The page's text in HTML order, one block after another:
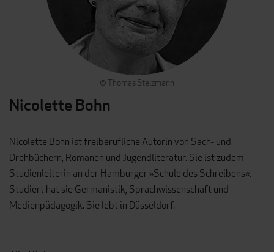
© Thomas Stelzmann
Nicolette Bohn
Nicolette Bohn ist freiberufliche Autorin von Sach- und
Drehbüchern, Romanen und Jugendliteratur. Sie ist zudem
Studienleiterin an der Hamburger »Schule des Schreibens«.
Studiert hat sie Germanistik, Sprachwissenschaft und
Medienpädagogik. Sie lebt in Düsseldorf.